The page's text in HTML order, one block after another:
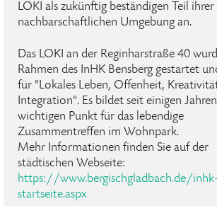
LOKI als zukünftig beständigen Teil ihrer
nachbarschaftlichen Umgebung an.
Das LOKI an der Reginharstraße 40
Rahmen des InHK Bensberg gestartet
für "Lokales Leben, Offenheit,
Integration". Es bildet seit einigen
wichtigen Punkt für das lebendige
Zusammentreffen im Wohnpark.
Mehr Informationen finden Sie auf der
städtischen Webseite:
https://www.bergischgladbach.de/inhk-
startseite.aspx